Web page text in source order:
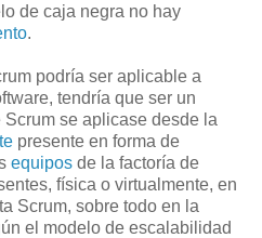
de caja negra no hay
.
podría ser aplicable a
tendría que ser un
se aplicase desde la
presente en forma de
equipos de la factoría de
física o virtualmente, en
Scrum, sobre todo en la
el modelo de escalabilidad